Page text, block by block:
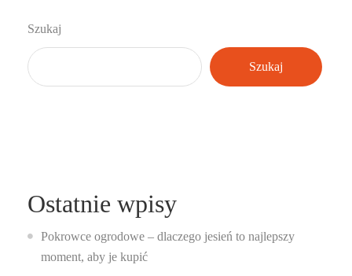
Szukaj
Szukaj
Ostatnie wpisy
Pokrowce ogrodowe – dlaczego jesień to najlepszy
moment, aby je kupić